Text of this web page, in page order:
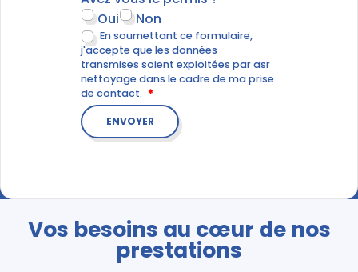
Oui
Non
En soumettant ce formulaire,
j'accepte que les données
transmises soient exploitées par asr
nettoyage dans le cadre de ma prise
de contact.
Vos besoins au cœur de nos
prestations